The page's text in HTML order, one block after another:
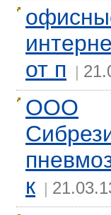
от п |
ООО
к |